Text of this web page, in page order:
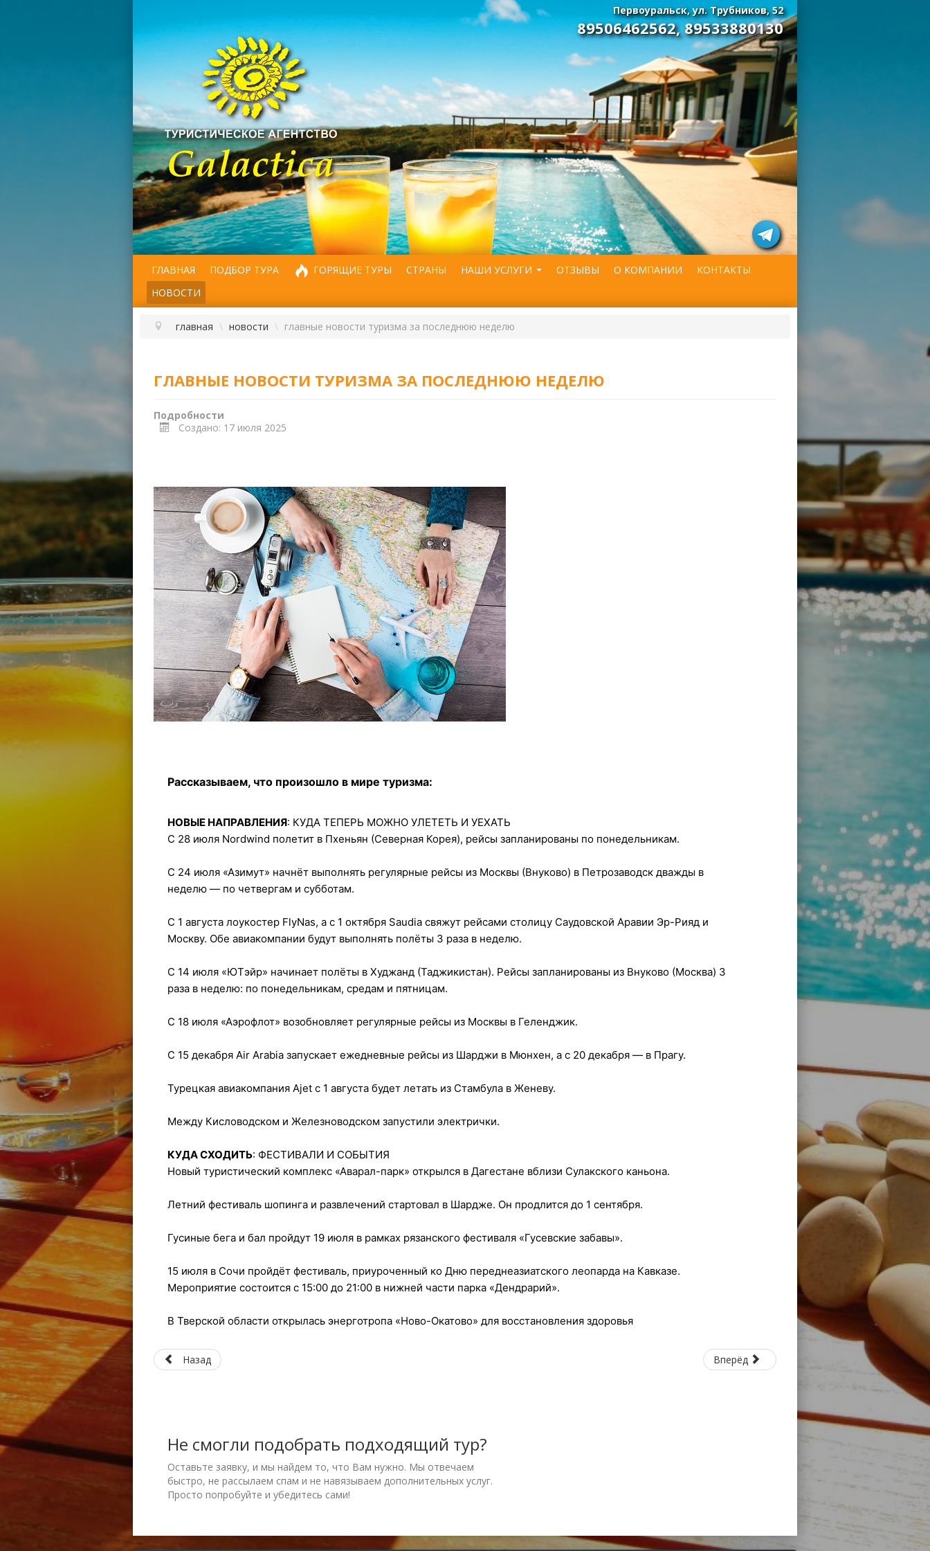
Первоуральск, ул. Трубников, 52
89506462562,89533880130
ГЛАВНАЯ ПОДБОР ТУРА ГОРЯЩИЕ ТУРЫ СТРАНЫ НАШИ УСЛУГИ ОТЗЫВЫ О КОМПАНИИ
КОНТАКТЫ
НОВОСТИ
главная \ новости \ главные новости туризма за последнюю неделю
ГЛАВНЫЕ НОВОСТИ ТУРИЗМА ЗА ПОСЛЕДНЮЮ НЕДЕЛЮ
Подробности
Создано: 17 июля 2025
Рассказываем, что произошло в мире туризма:
НОВЫЕ НАПРАВЛЕНИЯ: КУДА ТЕПЕРЬ МОЖНО УЛЕТЕТЬ И УЕХАТЬ
С 28 июля Nordwind полетит в Пхеньян (Северная Корея), рейсы запланированы по понедельникам.
С 24 июля «Азимут» начнёт выполнять регулярные рейсы из Москвы (Внуково) в Петрозаводск дважды в
неделю — по четвергам и субботам.
С 1 августа лоукостер FlyNas, а с 1 октября Saudia свяжут рейсами столицу Саудовской Аравии Эр-Рияд и
Москву. Обе авиакомпании будут выполнять полёты 3 раза в неделю.
С 14 июля «ЮТэйр» начинает полёты в Худжанд (Таджикистан). Рейсы запланированы из Внуково (Москва) 3
раза в неделю: по понедельникам, средам и пятницам.
С 18 июля «Аэрофлот» возобновляет регулярные рейсы из Москвы в Геленджик.
С 15 декабря Air Arabia запускает ежедневные рейсы из Шарджи в Мюнхен, а с 20 декабря — в Прагу.
Турецкая авиакомпания Ajet с 1 августа будет летать из Стамбула в Женеву.
Между Кисловодском и Железноводском запустили электрички.
КУДА СХОДИТЬ: ФЕСТИВАЛИ И СОБЫТИЯ
Новый туристический комплекс «Аварал-парк» открылся в Дагестане вблизи Сулакского каньона.
Летний фестиваль шопинга и развлечений стартовал в Шардже. Он продлится до 1 сентября.
Гусиные бега и бал пройдут 19 июля в рамках рязанского фестиваля «Гусевские забавы».
15 июля в Сочи пройдёт фестиваль, приуроченный ко Дню переднеазиатского леопарда на Кавказе.
Мероприятие состоится с 15:00 до 21:00 в нижней части парка «Дендрарий».
В Тверской области открылась энерготропа «Ново-Окатово» для восстановления здоровья
Назад Вперёд
Не смогли подобрать подходящий тур?
Оставьте заявку, и мы найдем то, что Вам нужно. Мы отвечаем
быстро, не рассылаем спам и не навязываем дополнительных услуг.
Просто попробуйте и убедитесь сами!